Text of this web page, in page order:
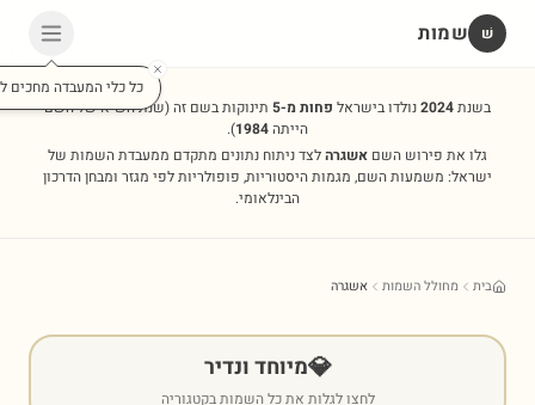
שׁ שמות
כל כלי המעבדה מחכים
בשנת2024נולדו בישראל פחות מ-5 תינוקות בשם זה(שנת השיא של השם
הייתה1984
).
גלו את פירוש השם אשגרהלצד ניתוח נתונים מתקדם ממעבדת השמות של
ישראל: משמעות השם, מגמות היסטוריות, פופולריות לפי מגזר ומבחן הדרכון
הבינלאומי.
בית מחולל השמות אשגרה
💎מיוחד ונדיר
לחצו לגלות את כל השמות בקטגוריה